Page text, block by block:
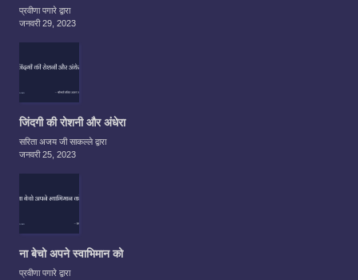
प्रवीणा पगारे द्वारा
जनवरी 29, 2023
जिंदगी की रोशनी और अंधेरा
सरिता अजय जी साकल्ले द्वारा
जनवरी 25, 2023
ना बेचो अपने स्वाभिमान को
प्रवीणा पगारे द्वारा